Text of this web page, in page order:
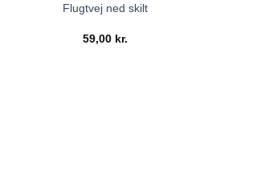
Flugtvej ned skilt
59,00 kr.